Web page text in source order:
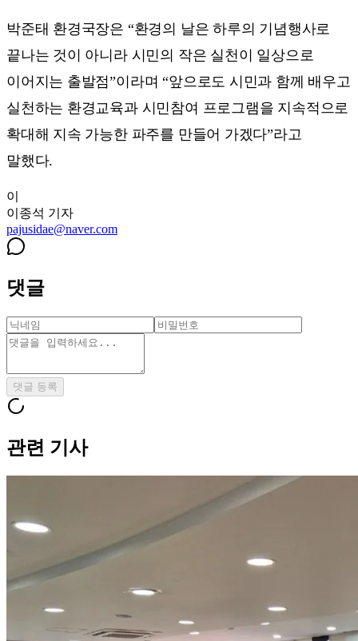
박준태 환경국장은 “환경의 날은 하루의 기념행사로
끝나는 것이 아니라 시민의 작은 실천이 일상으로
이어지는 출발점”이라며 “앞으로도 시민과 함께 배우고
실천하는 환경교육과 시민참여 프로그램을 지속적으로
확대해 지속 가능한 파주를 만들어 가겠다”라고
말했다.
이
이종석 기자
pajusidae@naver.com
댓글
댓글 등록
관련 기사